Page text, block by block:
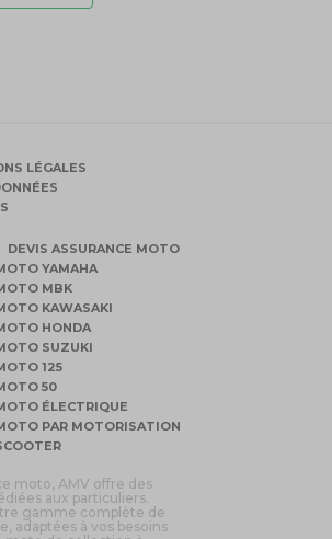
LÉGALES
DEVIS ASSURANCE MOTO
YAMAHA
MBK
KAWASAKI
HONDA
SUZUKI
125
50
ÉLECTRIQUE
PAR MOTORISATION
moto, AMV offre des
aux particuliers.
gamme complète de
adaptées à vos besoins